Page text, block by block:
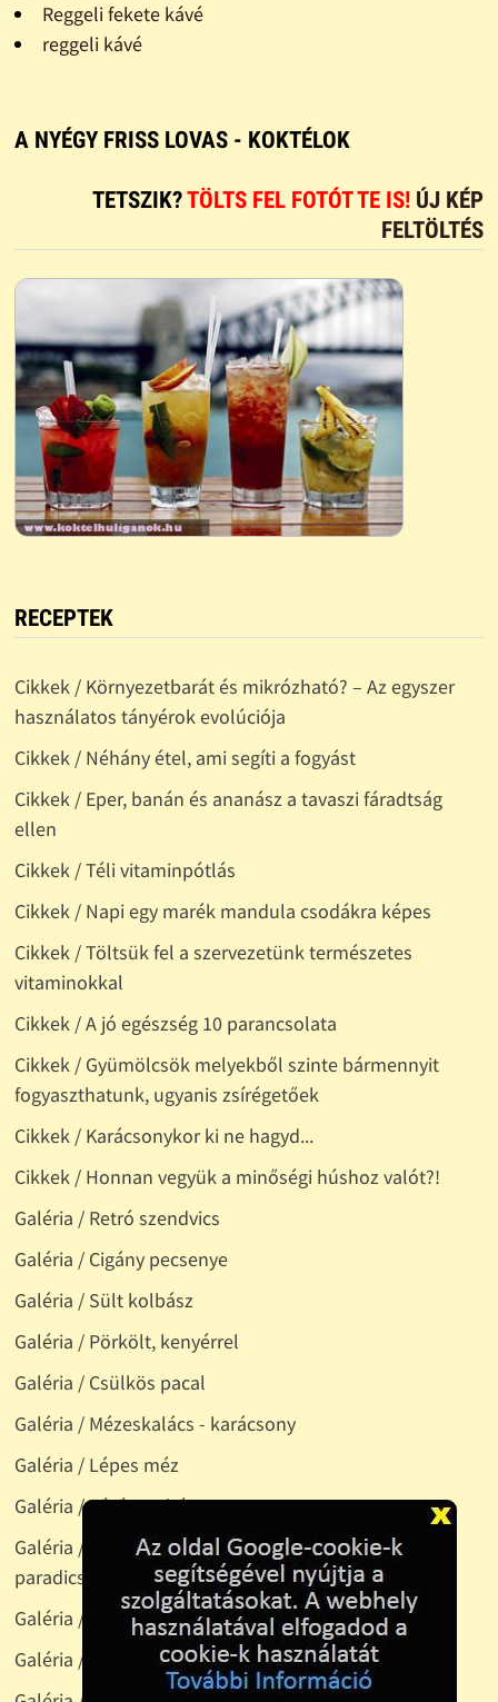
Reggeli fekete kávé
reggeli kávé
A NYÉGY FRISS LOVAS - KOKTÉLOK
TETSZIK?TÖLTS FEL FOTÓT TE IS! ÚJ KÉP
FELTÖLTÉS
RECEPTEK
Cikkek / Környezetbarát és mikrózható? – Az egyszer
használatos tányérok evolúciója
Cikkek / Néhány étel, ami segíti a fogyást
Cikkek / Eper, banán és ananász a tavaszi fáradtság
ellen
Cikkek / Téli vitaminpótlás
Cikkek / Napi egy marék mandula csodákra képes
Cikkek / Töltsük fel a szervezetünk természetes
vitaminokkal
Cikkek / A jó egészség 10 parancsolata
Cikkek / Gyümölcsök melyekből szinte bármennyit
fogyaszthatunk, ugyanis zsírégetőek
Cikkek / Karácsonykor ki ne hagyd...
Cikkek / Honnan vegyük a minőségi húshoz valót?!
Galéria / Retró szendvics
Galéria / Cigány pecsenye
Galéria / Sült kolbász
Galéria / Pörkölt, kenyérrel
Galéria / Csülkös pacal
Galéria / Mézeskalács - karácsony
Galéria / Lépes méz
Galéria / Túrógombóc
Galéria / Zsíroskenyér: kovászos kenyér, kacsazsír,
paradicsom, lilahagyma
Galéria / Gyümölcstál
Galéria / Húsleves